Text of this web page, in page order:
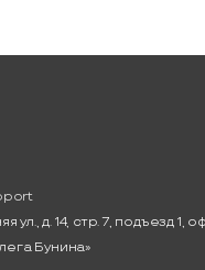
д. 14, стр. 7, подъезд 1,
Бунина»